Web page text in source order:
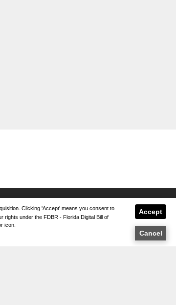
Clicking 'Accept' means you consent to
rights under the FDBR - Florida Digital Bill of
icon.
Accept
Cancel